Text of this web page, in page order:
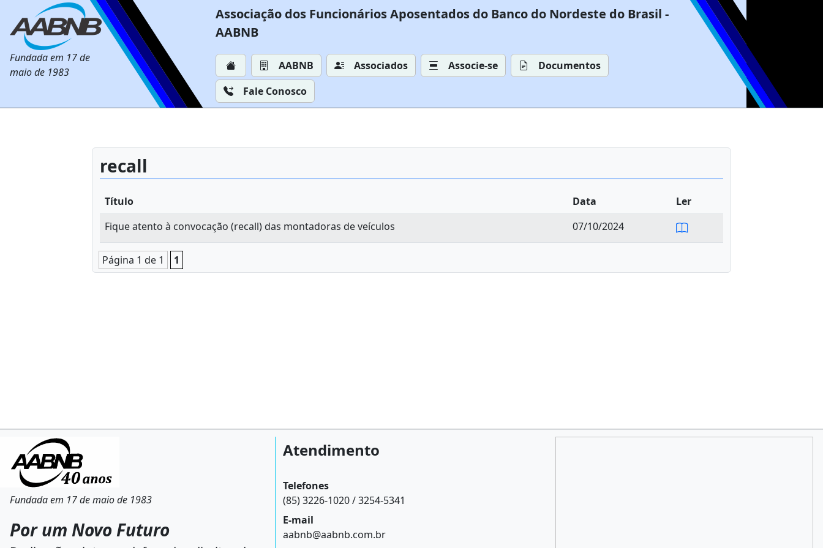
Fundada em 17 de
maio de 1983
Associação dos Funcionários Aposentados do Banco do Nordeste do Brasil -
AABNB
AABNB Associados Associe-se
Documentos
Fale Conosco
recall
Título Data
Ler
Fique atento à convocação (recall) das montadoras de veículos
07/10/2024
Página 1 de 1 1
Fundada em 17 de maio de 1983
Por um Novo Futuro
Atendimento
Telefones
(85) 3226-1020 / 3254-5341
E-mail
aabnb@aabnb.com.br